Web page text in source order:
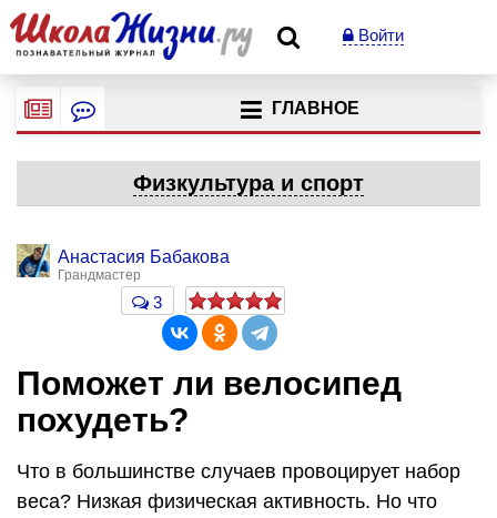
Войти
ГЛАВНОЕ
Физкультура и спорт
Анастасия Бабакова
Грандмастер
3
Поможет ли велосипед
похудеть?
Что в большинстве случаев провоцирует набор
веса? Низкая физическая активность. Но что